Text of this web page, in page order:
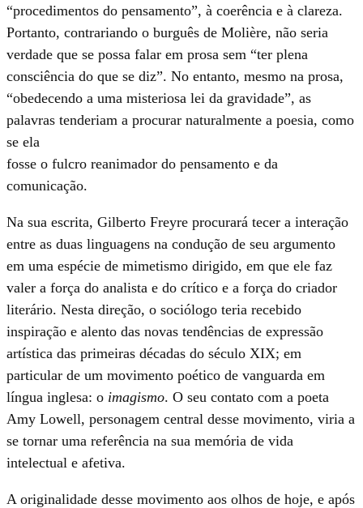
“procedimentos do pensamento”, à coerência e à clareza.
Portanto, contrariando o burguês de Molière, não seria
verdade que se possa falar em prosa sem “ter plena
consciência do que se diz”. No entanto, mesmo na prosa,
“obedecendo a uma misteriosa lei da gravidade”, as
palavras tenderiam a procurar naturalmente a poesia, como
se ela
fosse o fulcro reanimador do pensamento e da
comunicação.
Na sua escrita, Gilberto Freyre procurará tecer a interação
entre as duas linguagens na condução de seu argumento
em uma espécie de mimetismo dirigido, em que ele faz
valer a força do analista e do crítico e a força do criador
literário. Nesta direção, o sociólogo teria recebido
inspiração e alento das novas tendências de expressão
artística das primeiras décadas do século XIX; em
particular de um movimento poético de vanguarda em
língua inglesa: o imagismo. O seu contato com a poeta
Amy Lowell, personagem central desse movimento, viria a
se tornar uma referência na sua memória de vida
intelectual e afetiva.
A originalidade desse movimento aos olhos de hoje, e após